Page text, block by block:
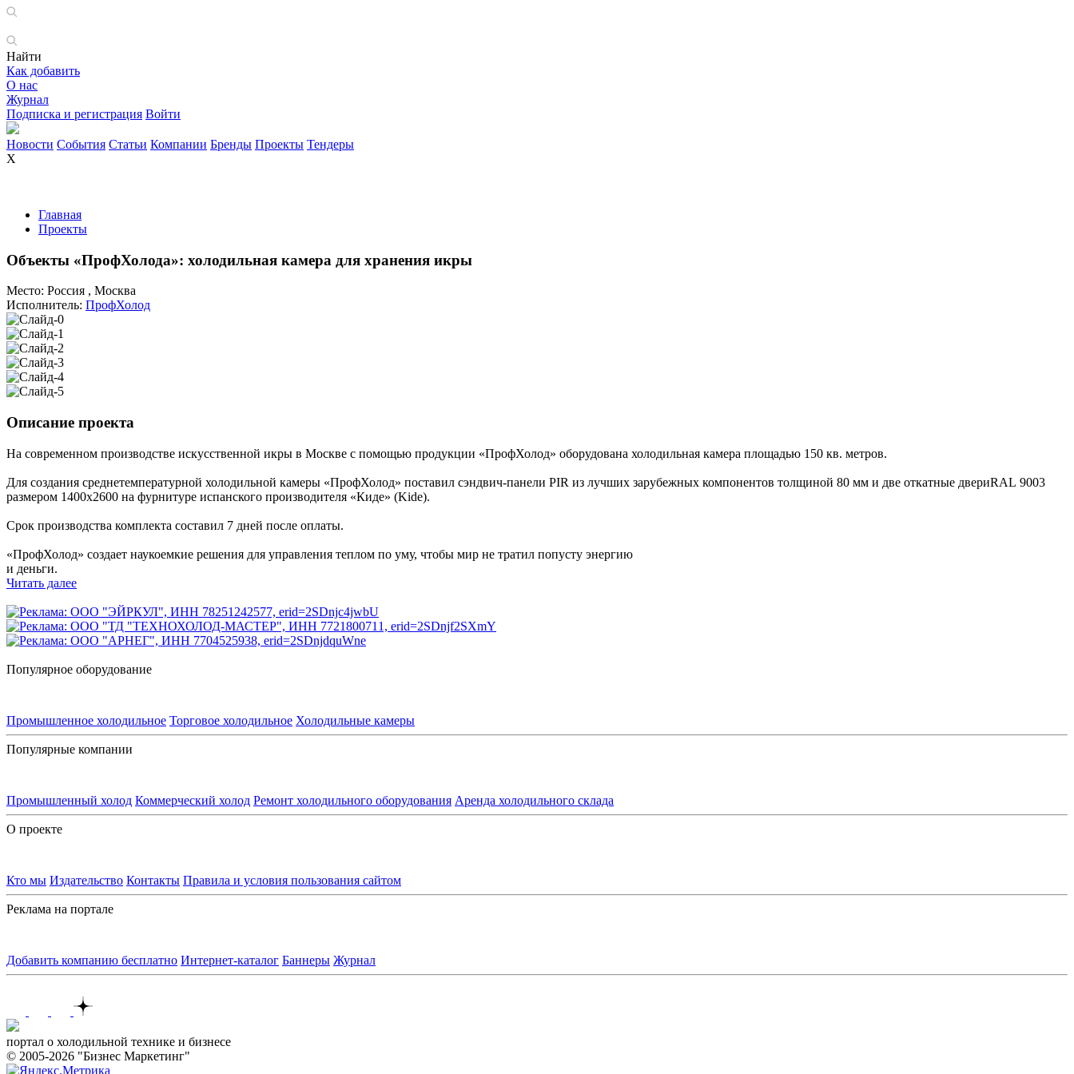
Найти
Как добавить
О нас
Журнал
Подписка и регистрация Войти
Новости События Статьи Компании Бренды Проекты Тендеры
X
Главная
Проекты
Объекты «ПрофХолода»: холодильная камера для хранения икры
Место:
Россия , Москва
Исполнитель: ПрофХолод
Описание проекта
На современном производстве искусственной икры в Москве с помощью продукции «ПрофХолод» оборудована холодильная камера площадью 150 кв. метров.
Для создания среднетемпературной холодильной камеры «ПрофХолод» поставил сэндвич-панели PIR из лучших зарубежных компонентов толщиной 80 мм и две откатные двериRAL 9003
размером 1400х2600 на фурнитуре испанского производителя «Киде» (Kide).
Срок производства комплекта составил 7 дней после оплаты.
«ПрофХолод» создает наукоемкие решения для управления теплом по уму, чтобы мир не тратил попусту энергию
и деньги.
Читать далее
Популярное оборудование
Промышленное холодильное Торговое холодильное Холодильные камеры
Популярные компании
Промышленный холод Коммерческий холод Ремонт холодильного оборудования Аренда холодильного склада
О проекте
Кто мы Издательство Контакты Правила и условия пользования сайтом
Реклама на портале
Добавить компанию бесплатно Интернет-каталог Баннеры Журнал
портал о холодильной технике и бизнесе
© 2005-2026 "Бизнес Маркетинг"